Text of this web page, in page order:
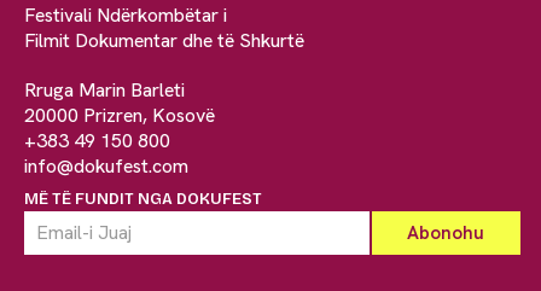
Festivali Ndërkombëtar i
Filmit Dokumentar dhe të Shkurtë
Rruga Marin Barleti
20000 Prizren, Kosovë
+383 49 150 800
info@dokufest.com
MË TË FUNDIT NGA DOKUFEST